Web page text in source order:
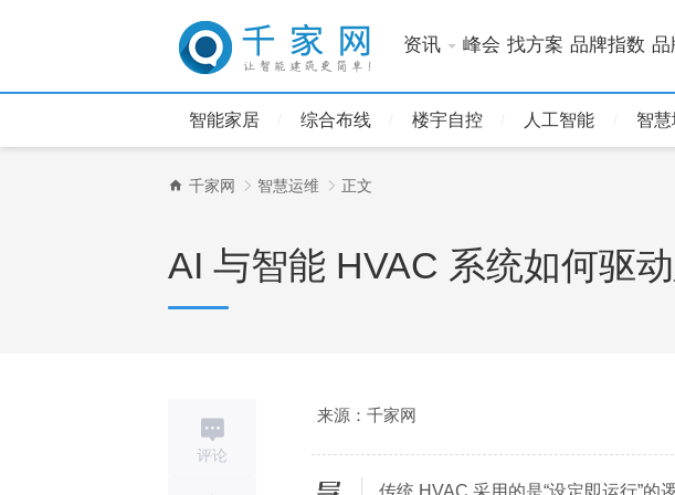
资讯 峰会 找方案 品牌指数 品
智能家居 综合布线 楼宇自控 人工智能 智
千家网 智慧运维 正文
AI 与智能 HVAC 系统如何驱
评论
来源：千家网
传统 HVAC 采用的是“设定即运行”的